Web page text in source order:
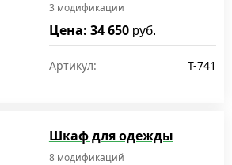
3 модификации
Цена: 34 650 руб.
Артикул: T-741
Шкаф для одежды
8 модификаций